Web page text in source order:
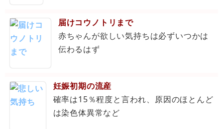
届けコウノトリまで
赤ちゃんが欲しい気持ちは必ずいつかは
伝わるはず
妊娠初期の流産
確率は15％程度と言われ、原因のほとんど
は染色体異常など